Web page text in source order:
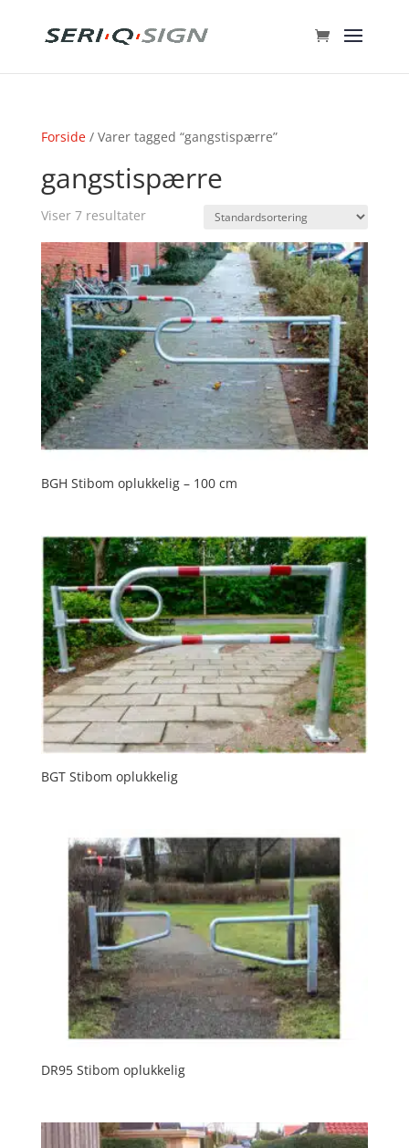
Forside/ Varer tagged “gangstispærre”
gangstispærre
Viser 7 resultater
BGH Stibom oplukkelig – 100 cm
BGT Stibom oplukkelig
DR95 Stibom oplukkelig